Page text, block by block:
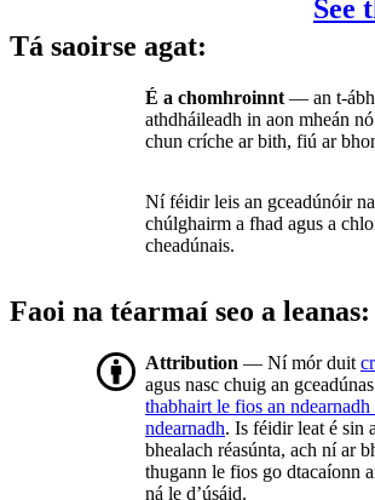
See
Tá saoirse agat:
É a chomhroinnt — an t-
athdháileadh in aon mheán
chun críche ar bith, fiú ar
Ní féidir leis an gceadúnóir
chúlghairm a fhad agus a
cheadúnais.
Faoi na téarmaí seo a leanas:
Attribution — Ní mór duit
agus nasc chuig an
thabhairt le fios an
ndearnadh. Is féidir leat é sin
bhealach réasúnta, ach ní ar
thugann le fios go dtacaíonn
ná le d’úsáid.